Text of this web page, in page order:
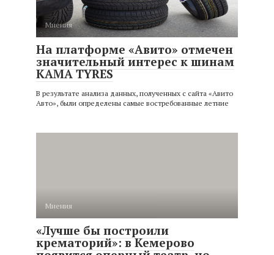
Мнения
На платформе «Авито» отмечен
значительный интерес к шинам
KAMA TYRES
В результате анализа данных, полученных с сайта «Авито
Авто», были определены самые востребованные летние
Мнения
«Лучше бы построили
крематорий»: в Кемерово